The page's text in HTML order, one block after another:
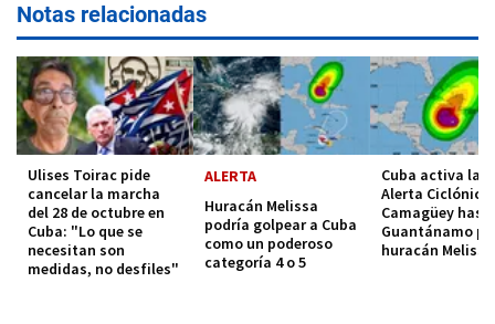
Notas relacionadas
Ulises Toirac pide
cancelar la marcha
del 28 de octubre en
Cuba: "Lo que se
necesitan son
medidas, no desfiles"
ALERTA
Huracán Melissa
podría golpear a Cuba
como un poderoso
categoría 4 o 5
Cuba activa la
Alerta Ciclónica
Camagüey
Guantánamo
huracán Melissa